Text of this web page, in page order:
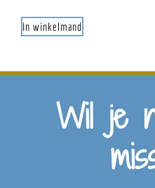
In winkelmand
Wil je